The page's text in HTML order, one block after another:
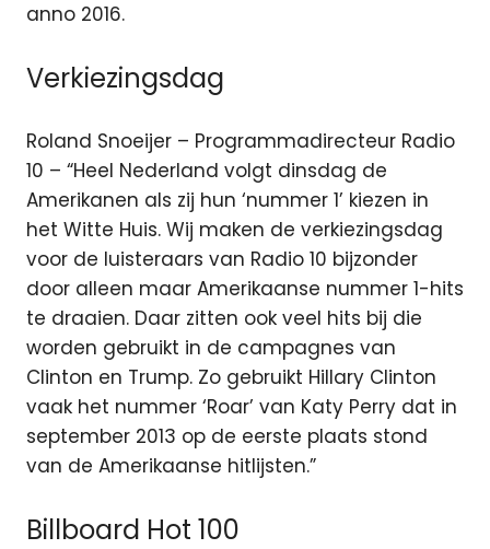
anno 2016.
Verkiezingsdag
Roland Snoeijer – Programmadirecteur Radio
10 – “Heel Nederland volgt dinsdag de
Amerikanen als zij hun ‘nummer 1’ kiezen in
het Witte Huis. Wij maken de verkiezingsdag
voor de luisteraars van Radio 10 bijzonder
door alleen maar Amerikaanse nummer 1-hits
te draaien. Daar zitten ook veel hits bij die
worden gebruikt in de campagnes van
Clinton en Trump. Zo gebruikt Hillary Clinton
vaak het nummer ‘Roar’ van Katy Perry dat in
september 2013 op de eerste plaats stond
van de Amerikaanse hitlijsten.”
Billboard Hot 100